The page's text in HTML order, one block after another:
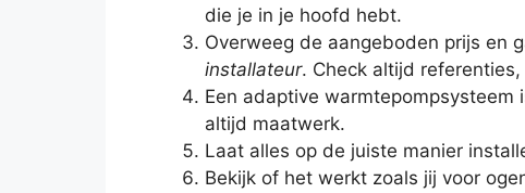
die je in je hoofd hebt.
Overweeg de aangeboden prijs en
installateur. Check altijd
Een adaptive warmtepompsysteem
altijd maatwerk.
Laat alles op de juiste manier
Bekijk of het werkt zoals jij voor